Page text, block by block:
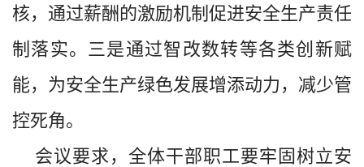
核，通过薪酬的激励机制促进安全生产责任
制落实。三是通过智改数转等各类创新赋
能，为安全生产绿色发展增添动力，减少管
控死角。
会议要求，全体干部职工要牢固树立安